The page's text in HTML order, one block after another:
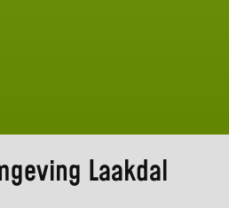
Laakdal